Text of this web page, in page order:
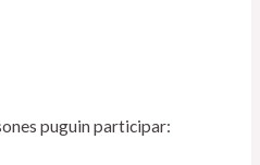
puguin participar: